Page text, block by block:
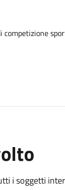
competizione
i soggetti